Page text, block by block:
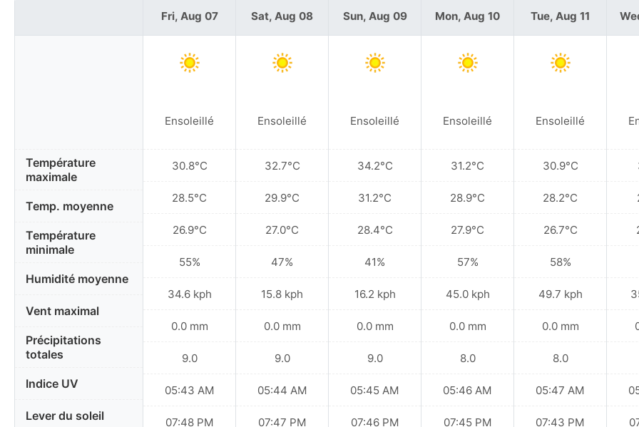
Température
maximale
Temp. moyenne
Température
minimale
Humidité moyenne
Vent maximal
Précipitations
totales
Indice UV
Lever du soleil
Fri, Aug 07
Ensoleillé
30.8°C
28.5°C
26.9°C
55%
34.6 kph
0.0 mm
9.0
05:43 AM
07:48 PM
Sat, Aug 08
Ensoleillé
32.7°C
29.9°C
27.0°C
47%
15.8 kph
0.0 mm
9.0
05:44 AM
07:47 PM
Sun, Aug 09
Ensoleillé
34.2°C
31.2°C
28.4°C
41%
16.2 kph
0.0 mm
9.0
05:45 AM
07:46 PM
Mon, Aug 10
Ensoleillé
31.2°C
28.9°C
27.9°C
57%
45.0 kph
0.0 mm
8.0
05:46 AM
07:45 PM
Tue, Aug 11
Ensoleillé
30.9°C
28.2°C
26.7°C
58%
49.7 kph
0.0 mm
8.0
05:47 AM
07:43 PM